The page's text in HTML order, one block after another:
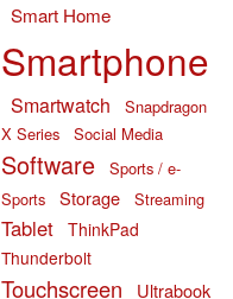
Smart Home
Smartphone
Smartwatch
Snapdragon
X Series
Social Media
Software
Sports / e-
Sports
Storage Streaming
Tablet ThinkPad
Thunderbolt
Touchscreen Ultrabook